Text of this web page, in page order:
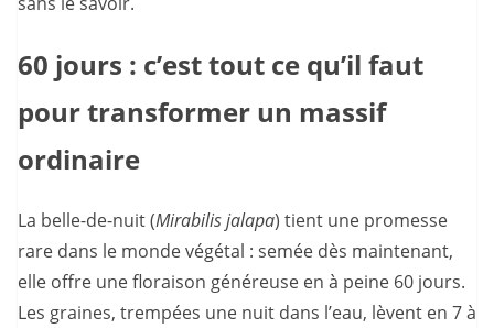
60 jours : c’est tout ce qu’il faut
pour transformer un massif
ordinaire
La belle-de-nuit (Mirabilis jalapa) tient une promesse
rare dans le monde végétal : semée dès maintenant,
elle offre une floraison généreuse en à peine 60 jours.
Les graines, trempées une nuit dans l’eau, lèvent en 7 à